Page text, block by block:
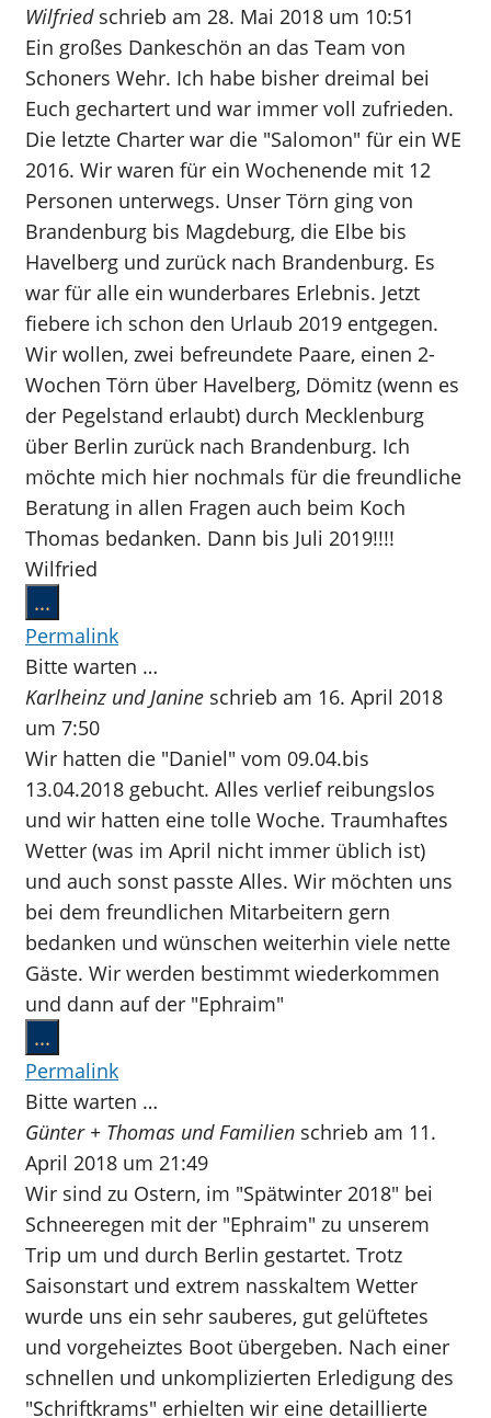
Gästebuchliste
Wilfried schrieb am 28. Mai 2018 um 10:51
Ein großes Dankeschön an das Team von
Schoners Wehr. Ich habe bisher dreimal bei
Euch gechartert und war immer voll zufrieden.
Die letzte Charter war die "Salomon" für ein WE
2016. Wir waren für ein Wochenende mit 12
Personen unterwegs. Unser Törn ging von
Brandenburg bis Magdeburg, die Elbe bis
Havelberg und zurück nach Brandenburg. Es
war für alle ein wunderbares Erlebnis. Jetzt
fiebere ich schon den Urlaub 2019 entgegen.
Wir wollen, zwei befreundete Paare, einen 2-
Wochen Törn über Havelberg, Dömitz (wenn es
der Pegelstand erlaubt) durch Mecklenburg
über Berlin zurück nach Brandenburg. Ich
möchte mich hier nochmals für die freundliche
Beratung in allen Fragen auch beim Koch
Thomas bedanken. Dann bis Juli 2019!!!!
Wilfried
...
Metabox
ein-/ausblenden.
Permalink
Bitte warten …
Karlheinz und Janine schrieb am 16. April 2018
um 7:50
Wir hatten die "Daniel" vom 09.04.bis
13.04.2018 gebucht. Alles verlief reibungslos
und wir hatten eine tolle Woche. Traumhaftes
Wetter (was im April nicht immer üblich ist)
und auch sonst passte Alles. Wir möchten uns
bei dem freundlichen Mitarbeitern gern
bedanken und wünschen weiterhin viele nette
Gäste. Wir werden bestimmt wiederkommen
und dann auf der "Ephraim"
...
Metabox
ein-/ausblenden.
Permalink
Bitte warten …
Günter + Thomas und Familien schrieb am 11.
April 2018 um 21:49
Wir sind zu Ostern, im "Spätwinter 2018" bei
Schneeregen mit der "Ephraim" zu unserem
Trip um und durch Berlin gestartet. Trotz
Saisonstart und extrem nasskaltem Wetter
wurde uns ein sehr sauberes, gut gelüftetes
und vorgeheiztes Boot übergeben. Nach einer
schnellen und unkomplizierten Erledigung des
"Schriftkrams" erhielten wir eine detaillierte